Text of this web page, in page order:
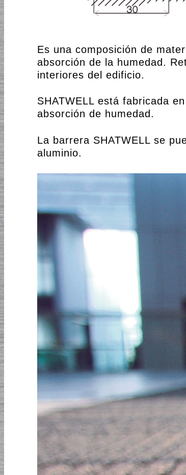
Es una composición de
absorción de la humedad.
interiores del edificio.
SHATWELL está fabricada
absorción de humedad.
La barrera SHATWELL se
aluminio.